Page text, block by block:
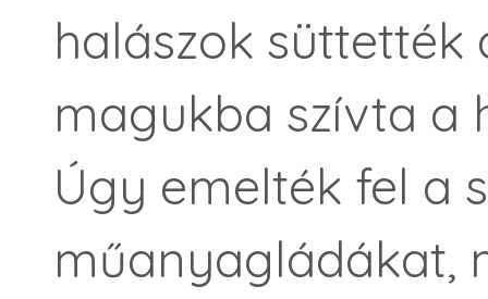
halászok süttették
magukba szívta a
Úgy emelték fel a
műanyagládákat,